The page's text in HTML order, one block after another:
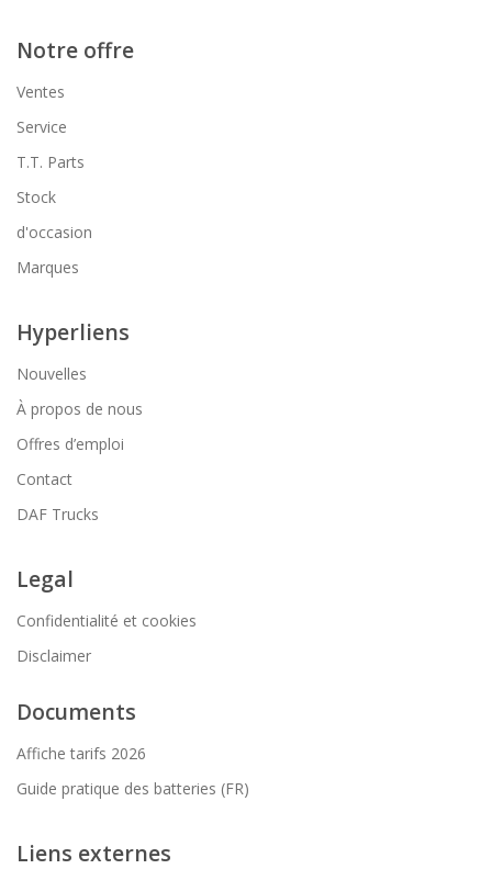
Notre offre
Ventes
Service
T.T. Parts
Stock
d'occasion
Marques
Hyperliens
Nouvelles
À propos de nous
Offres d’emploi
Contact
DAF Trucks
Legal
Confidentialité et cookies
Disclaimer
Documents
Affiche tarifs 2026
Guide pratique des batteries (FR)
Liens externes